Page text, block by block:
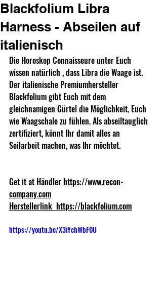
Blackfolium Libra
Harness - Abseilen auf
italienisch
Die Horoskop Connaisseure unter Euch
wissen natürlich , dass Libra die Waage ist.
Der italienische Premiumhersteller
Blackfolium gibt Euch mit dem
gleichnamigen Gürtel die Möglichkeit, Euch
wie Waagschale zu fühlen. Als abseiltauglich
zertifiziert, könnt Ihr damit alles an
Seilarbeit machen, was Ihr möchtet.
Get it at Händler https://www.recon-
company.com
Herstellerlink https://blackfolium.com
https://youtu.be/X3iYchWbF0U